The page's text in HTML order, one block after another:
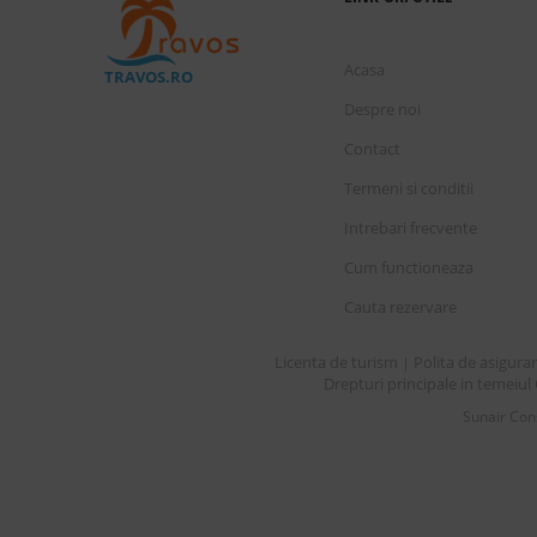
TRAVOS.RO
Sunair